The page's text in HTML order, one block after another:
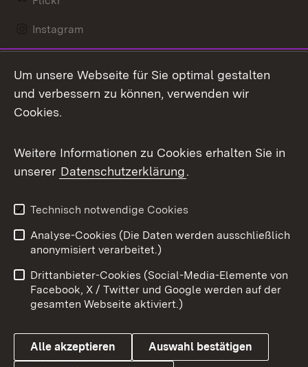
Instagram
Mastodon
Messenger
Social Wall
X / Twitter
Youtube
Benutzungshinweise
Barrierefreiheit
Datenschutz
Cookies
Um unsere Webseite für Sie optimal gestalten
und verbessern zu können, verwenden wir
Cookies.
Weitere Informationen zu Cookies erhalten Sie in
unserer Datenschutzerklärung.
Technisch notwendige Cookies
Analyse-Cookies (Die Daten werden ausschließlich
anonymisiert verarbeitet.)
Drittanbieter-Cookies (Social-Media-Elemente von
Facebook, X / Twitter und Google werden auf der
gesamten Webseite aktiviert.)
Alle akzeptieren Auswahl bestätigen